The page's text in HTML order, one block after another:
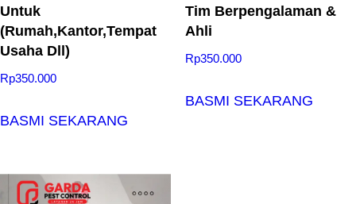
Untuk
(Rumah,Kantor,Tempat
Usaha Dll)
Rp350.000
BASMI SEKARANG
Tim Berpengalaman &
Ahli
Rp350.000
BASMI SEKARANG